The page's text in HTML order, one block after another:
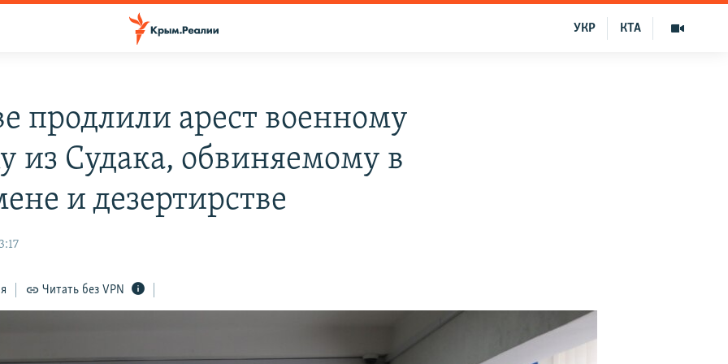
КТА
УКР
продлили арест военному
из Судака, обвиняемому в
и дезертирстве
Читать без VPN